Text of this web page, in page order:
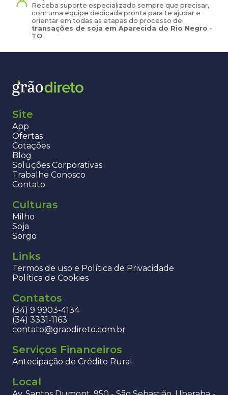
Receba suporte especializado sempre que precisar,
com uma equipe dedicada pronta para te ajudar e
orientar em todas as etapas do processo de
transações de soja em Aparecida do Rio Negro -
TO.
Site
App
Ofertas
Cotações
Blog
Soluções Corporativas
Trabalhe Conosco
Contato
Culturas
Milho
Soja
Sorgo
Links
Termos de uso e Política de Privacidade
Política de Cookies
Contatos
(34) 9 9903-4134
(34) 3331-1163
contato@graodireto.com.br
Serviços Financeiros
Antecipação de Crédito Rural
Local